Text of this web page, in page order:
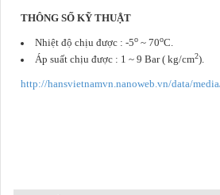
THÔNG SỐ KỸ THUẬT
Nhiệt độ chịu được : -5o~ 70oC.
Áp suất chịu được : 1 ~ 9 Bar ( kg/cm2).
http://hansvietnamvn.nanoweb.vn/data/